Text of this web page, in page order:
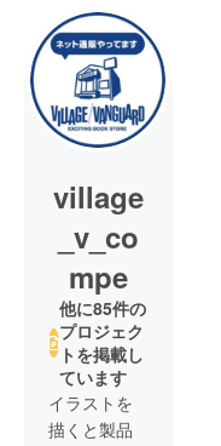
village
_v_co
mpe
他に85件の
プロジェク
トを掲載し
ています
イラストを
描くと製品